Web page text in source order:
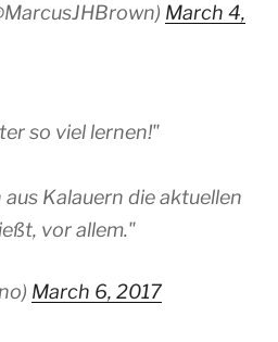
March 4,
so viel lernen!"
aus Kalauern die aktuellen
vor allem."
March 6, 2017